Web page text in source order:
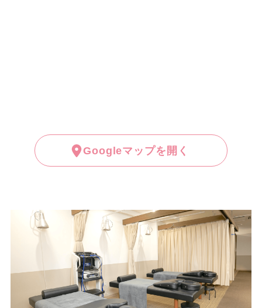
Googleマップを開く